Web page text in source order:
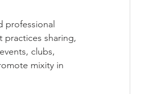
professional
sharing,
clubs,
mixity in